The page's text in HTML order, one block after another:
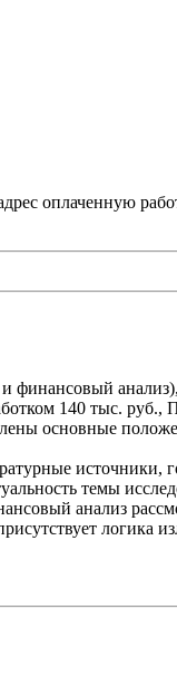
оплаченную
финансовый
140 тыс. руб.,
основные
источники,
темы
анализ
логика